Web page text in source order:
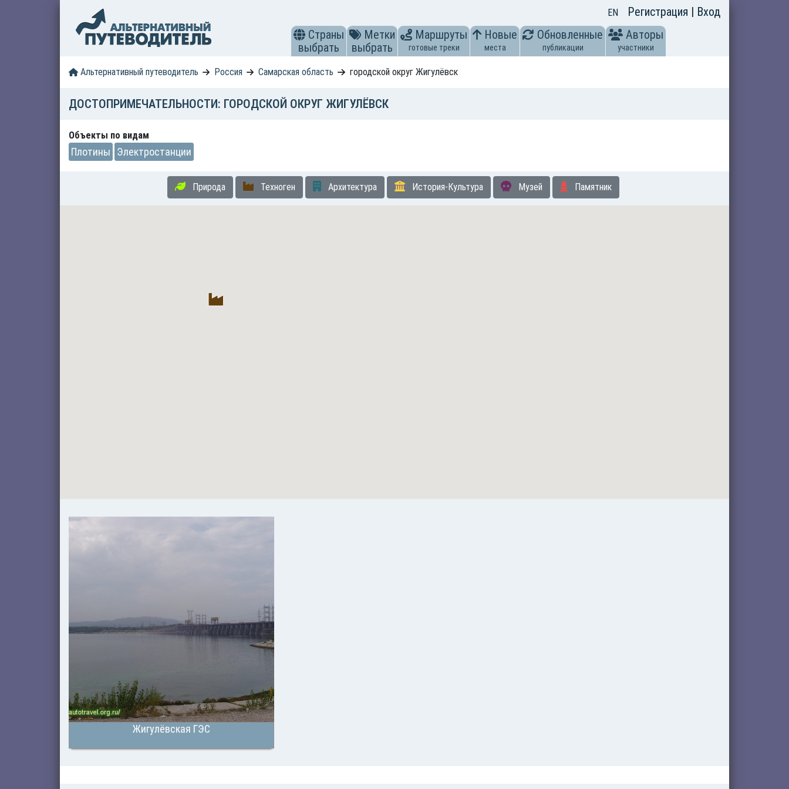
EN Регистрация | Вход
Страны
выбрать
Метки
выбрать
Маршруты
готовые треки
Новые
места
Обновленные
публикации
Авторы
участники
Альтернативный путеводитель Россия Самарская область городской округ Жигулёвск
ДОСТОПРИМЕЧАТЕЛЬНОСТИ: ГОРОДСКОЙ ОКРУГ ЖИГУЛЁВСК
Объекты по видам
Плотины Электростанции
Природа Техноген Архитектура История-Культура Музей Памятник
Жигулёвская ГЭС